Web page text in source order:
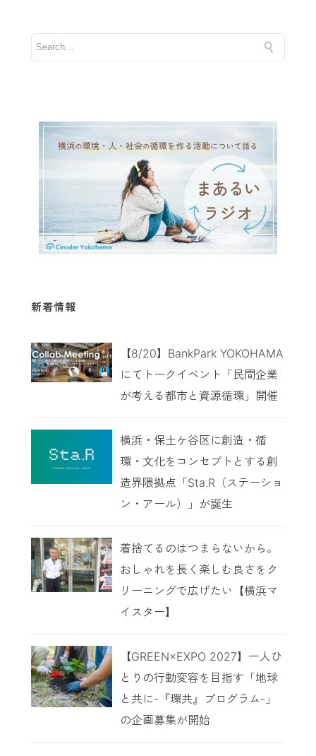
新着情報
【8/20】BankPark YOKOHAMA
にてトークイベント「民間企業
が考える都市と資源循環」開催
横浜・保土ケ谷区に創造・循
環・文化をコンセプトとする創
造界隈拠点「Sta.R（ステーショ
ン・アール）」が誕生
着捨てるのはつまらないから。
おしゃれを長く楽しむ良さをク
リーニングで広げたい【横浜マ
イスター】
【GREEN×EXPO 2027】一人ひ
とりの行動変容を目指す「地球
と共に-『環共』プログラム-」
の企画募集が開始